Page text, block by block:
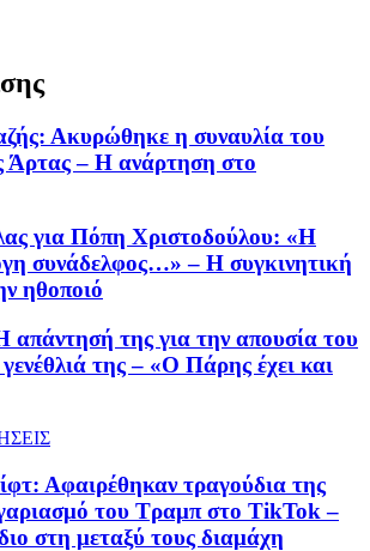
Ακυρώθηκε η συναυλία του
Άρτας – Η ανάρτηση στο
για Πόπη Χριστοδούλου: «Η
συνάδελφος…» – Η συγκινητική
ηθοποιό
απάντησή της για την απουσία του
της – «Ο Πάρης έχει και
Αφαιρέθηκαν τραγούδια της
του Τραμπ στο TikTok –
στη μεταξύ τους διαμάχη